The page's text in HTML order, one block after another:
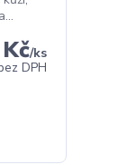
/ks
DPH